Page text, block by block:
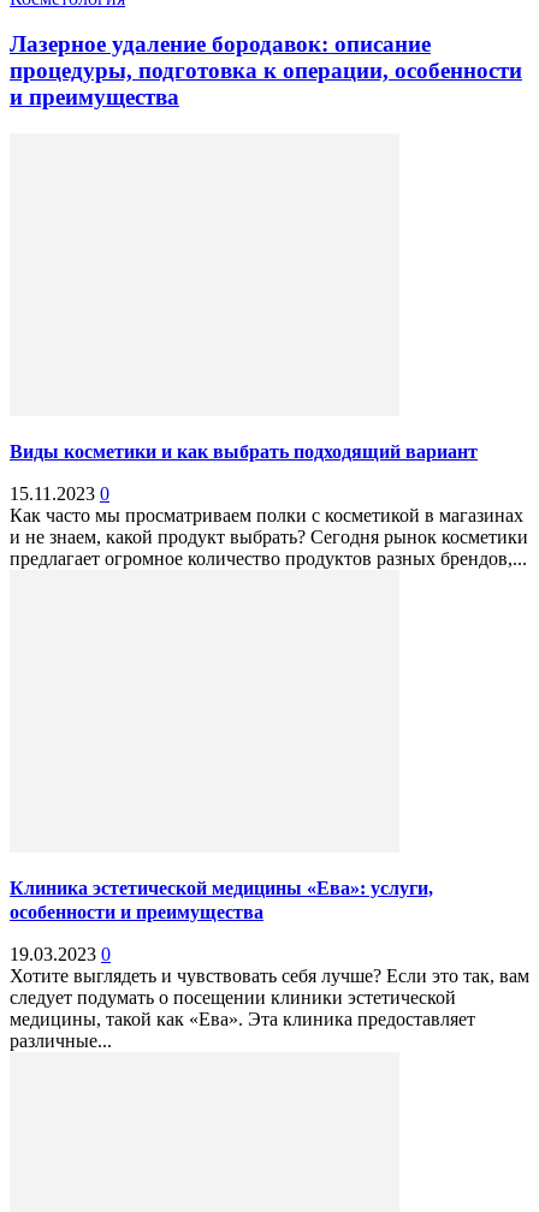
Лазерное удаление бородавок: описание
процедуры, подготовка к операции, особенности
и преимущества
Виды косметики и как выбрать подходящий вариант
15.11.2023 0
Как часто мы просматриваем полки с косметикой в магазинах
и не знаем, какой продукт выбрать? Сегодня рынок косметики
предлагает огромное количество продуктов разных брендов,...
Клиника эстетической медицины «Ева»: услуги,
особенности и преимущества
19.03.2023 0
Хотите выглядеть и чувствовать себя лучше? Если это так, вам
следует подумать о посещении клиники эстетической
медицины, такой как «Ева». Эта клиника предоставляет
различные...